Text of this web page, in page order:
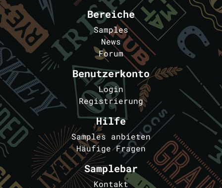
Bereiche
Samples
News
Forum
Benutzerkonto
Login
Registrierung
Hilfe
Samples anbieten
Häufige Fragen
Samplebar
Kontakt